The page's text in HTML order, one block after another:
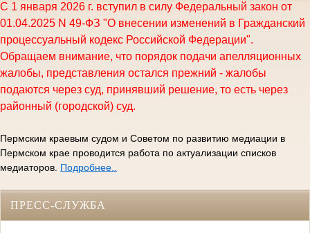
С 1 января 2026 г. вступил в силу Федеральный закон от
01.04.2025 N 49-ФЗ "О внесении изменений в Гражданский
процессуальный кодекс Российской Федерации".
Обращаем внимание, что порядок подачи апелляционных
жалобы, представления остался прежний - жалобы
подаются через суд, принявший решение, то есть через
районный (городской) суд.
Пермским краевым судом и Советом по развитию медиации в
Пермском крае проводится работа по актуализации списков
медиаторов. Подробнее..
ПРЕСС-СЛУЖБА